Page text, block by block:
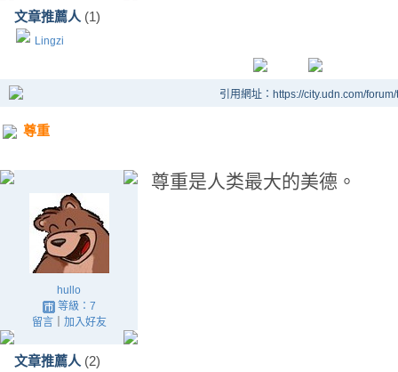
文章推薦人 (1)
Lingzi
引用網址：https://city.udn.com/
尊重
hullo
等級：7
留言｜ 加入好友
文章推薦人 (2)
尊重是人类最大的美德。